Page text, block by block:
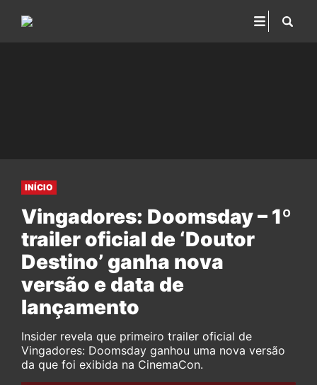
INÍCIO
Vingadores: Doomsday – 1º
trailer oficial de ‘Doutor
Destino’ ganha nova
versão e data de
lançamento
Insider revela que primeiro trailer oficial de
Vingadores: Doomsday ganhou uma nova versão
da que foi exibida na CinemaCon.